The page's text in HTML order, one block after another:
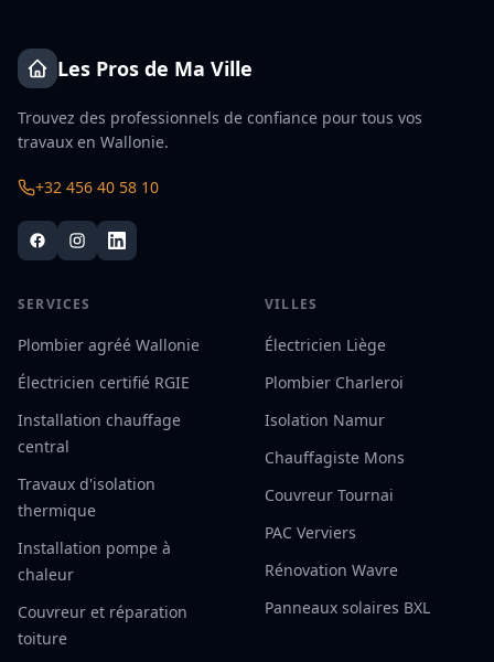
Les Pros de Ma Ville
Trouvez des professionnels de confiance pour tous vos
travaux en Wallonie.
+32 456 40 58 10
SERVICES
Plombier agréé Wallonie
Électricien certifié RGIE
Installation chauffage
central
Travaux d'isolation
thermique
Installation pompe à
chaleur
Couvreur et réparation
toiture
VILLES
Électricien Liège
Plombier Charleroi
Isolation Namur
Chauffagiste Mons
Couvreur Tournai
PAC Verviers
Rénovation Wavre
Panneaux solaires BXL